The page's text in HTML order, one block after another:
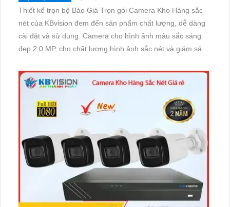
Thiết kế trọn bộ Báo Giá Trọn gói Camera Kho Hàng sắc
nét của KBvision đem đến sản phẩm chất lượng, dễ dàng
cài đặt và sử dụng. Camera cho hình ảnh màu sắc sáng
đẹp 2.0 MP, cho chất lượng hình ảnh sắc nét và giám sát
dụng giúp quản lý kho hàng trở nên tiện lợi hơn bao giờ
hết